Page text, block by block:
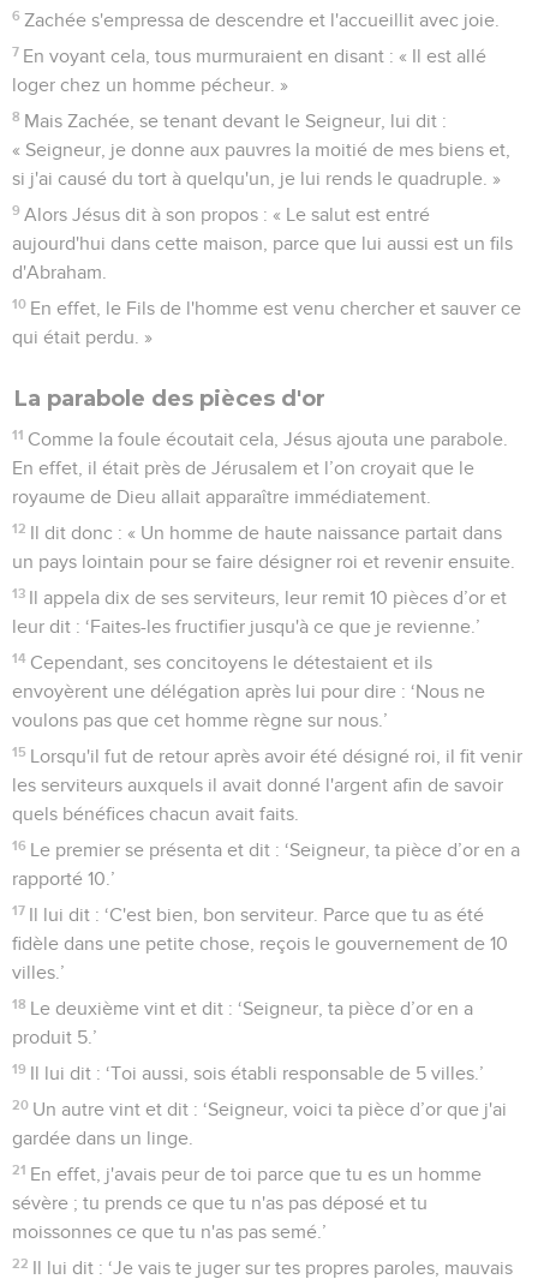
6 Zachée s'empressa de descendre et l'accueillit avec joie.
7 En voyant cela, tous murmuraient en disant : « Il est allé
loger chez un homme pécheur. »
8 Mais Zachée, se tenant devant le Seigneur, lui dit :
« Seigneur, je donne aux pauvres la moitié de mes biens et,
si j'ai causé du tort à quelqu'un, je lui rends le quadruple. »
9 Alors Jésus dit à son propos : « Le salut est entré
aujourd'hui dans cette maison, parce que lui aussi est un fils
d'Abraham.
10 En effet, le Fils de l'homme est venu chercher et sauver ce
qui était perdu. »
La parabole des pièces d'or
11 Comme la foule écoutait cela, Jésus ajouta une parabole.
En effet, il était près de Jérusalem et l’on croyait que le
royaume de Dieu allait apparaître immédiatement.
12 Il dit donc : « Un homme de haute naissance partait dans
un pays lointain pour se faire désigner roi et revenir ensuite.
13 Il appela dix de ses serviteurs, leur remit 10 pièces d’or et
leur dit : ‘Faites-les fructifier jusqu'à ce que je revienne.’
14 Cependant, ses concitoyens le détestaient et ils
envoyèrent une délégation après lui pour dire : ‘Nous ne
voulons pas que cet homme règne sur nous.’
15 Lorsqu'il fut de retour après avoir été désigné roi, il fit venir
les serviteurs auxquels il avait donné l'argent afin de savoir
quels bénéfices chacun avait faits.
16 Le premier se présenta et dit : ‘Seigneur, ta pièce d’or en a
rapporté 10.’
17 Il lui dit : ‘C'est bien, bon serviteur. Parce que tu as été
fidèle dans une petite chose, reçois le gouvernement de 10
villes.’
18 Le deuxième vint et dit : ‘Seigneur, ta pièce d’or en a
produit 5.’
19 Il lui dit : ‘Toi aussi, sois établi responsable de 5 villes.’
20 Un autre vint et dit : ‘Seigneur, voici ta pièce d’or que j'ai
gardée dans un linge.
21 En effet, j'avais peur de toi parce que tu es un homme
sévère ; tu prends ce que tu n'as pas déposé et tu
moissonnes ce que tu n'as pas semé.’
22 Il lui dit : ‘Je vais te juger sur tes propres paroles, mauvais